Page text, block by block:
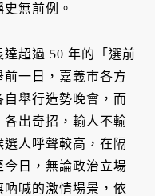
無前例。
超過 50 年的「選前
一日，嘉義市各方
舉行造勢晚會，而
出奇招，輸人不輸
人呼聲較高，在隔
今日，無論政治立場
喊的激情場景，依